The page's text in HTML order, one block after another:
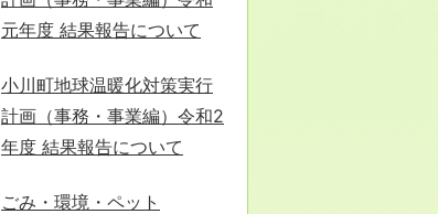
元年度 結果報告について
小川町地球温暖化対策実行
計画（事務・事業編）令和2
年度 結果報告について
ごみ・環境・ペット